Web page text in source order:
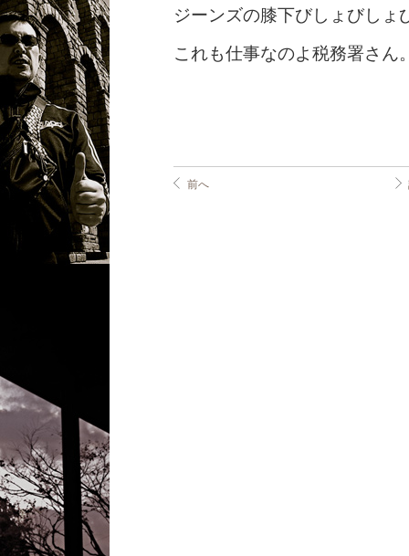
ジーンズの膝下びしょびしょ
これも仕事なのよ税務署さん
前へ